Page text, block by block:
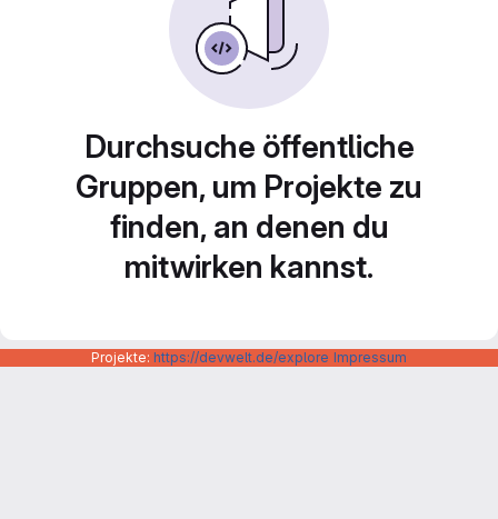
Durchsuche öffentliche
Gruppen, um Projekte zu
finden, an denen du
mitwirken kannst.
Projekte: https://devwelt.de/explore Impressum